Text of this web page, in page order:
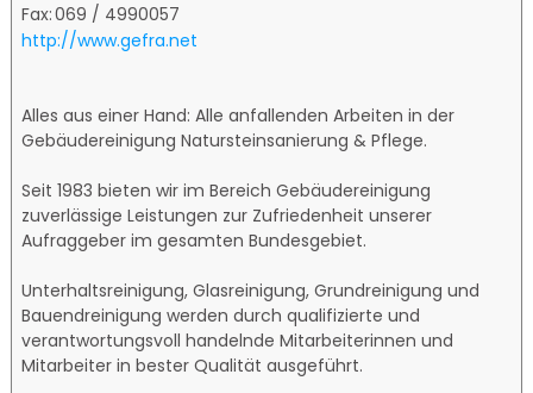
Fax:069 / 4990057
http://www.gefra.net
Alles aus einer Hand: Alle anfallenden Arbeiten in der
Gebäudereinigung Natursteinsanierung & Pflege.
Seit 1983 bieten wir im Bereich Gebäudereinigung
zuverlässige Leistungen zur Zufriedenheit unserer
Aufraggeber im gesamten Bundesgebiet.
Unterhaltsreinigung, Glasreinigung, Grundreinigung und
Bauendreinigung werden durch qualifizierte und
verantwortungsvoll handelnde Mitarbeiterinnen und
Mitarbeiter in bester Qualität ausgeführt.